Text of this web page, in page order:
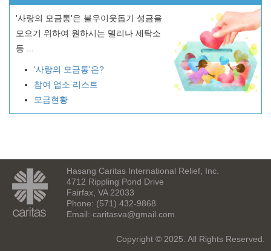
'사랑의 모금통'은 불우이웃돕기 성금을
모으기 위하여 원하시는 델리나 세탁소
등 ...
'사랑의 모금통'은?
참여 업소 리스트
모금현황
Hasang Caritas International Relief, Inc.
4712 Rippling Pond Drive
Fairfax, VA 22033
Phone: (571) 432-9868
Email: caritasva@gmail.com
Copyright © 2025. All Rights Reserved.